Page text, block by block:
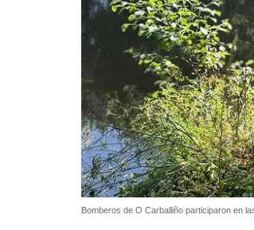
Bomberos de O Carballiño participaron en